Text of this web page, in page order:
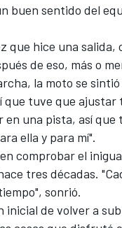
buen sentido del
que hice una salida,
de eso, más o
la moto se
que tuve que
una pista, así
ella y para mí".
comprobar el
tres décadas.
sonrió.
inicial de volver a